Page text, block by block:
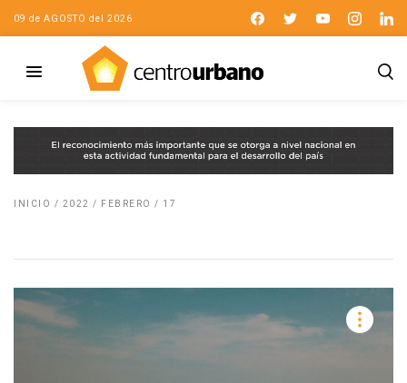
09 de AGOSTO del 2026
INICIO / 2022 / FEBRERO / 17